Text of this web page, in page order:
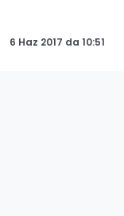
6 Haz 2017 da 10:51